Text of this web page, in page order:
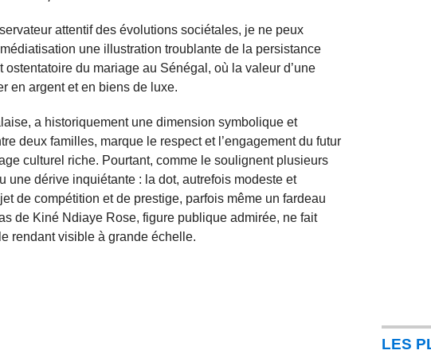
attentif des évolutions sociétales, je ne peux
une illustration troublante de la persistance
ostentatoire du mariage au Sénégal, où la valeur d’une
en argent et en biens de luxe.
a historiquement une dimension symbolique et
deux familles, marque le respect et l’engagement du futur
culturel riche. Pourtant, comme le soulignent plusieurs
une dérive inquiétante : la dot, autrefois modeste et
de compétition et de prestige, parfois même un fardeau
de Kiné Ndiaye Rose, figure publique admirée, ne fait
rendant visible à grande échelle.
LES